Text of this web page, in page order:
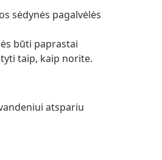
sėdynės pagalvėlės
būti paprastai
taip, kaip norite.
atspariu